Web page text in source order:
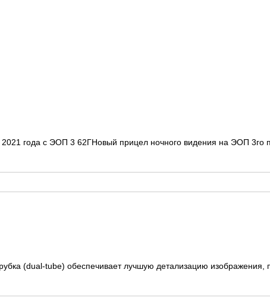
года с ЭОП 3 62ГHoвый пpицел ночногo видeния на ЭОП 3го
(dual-tube) обеспечивает лучшую детализацию изображения,